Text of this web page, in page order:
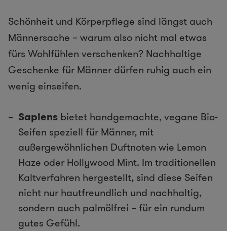
Schönheit und Körperpflege sind längst auch
Männersache – warum also nicht mal etwas
fürs Wohlfühlen verschenken? Nachhaltige
Geschenke für Männer dürfen ruhig auch ein
wenig einseifen.
Sapiens bietet handgemachte, vegane Bio-
Seifen speziell für Männer, mit
außergewöhnlichen Duftnoten wie Lemon
Haze oder Hollywood Mint. Im traditionellen
Kaltverfahren hergestellt, sind diese Seifen
nicht nur hautfreundlich und nachhaltig,
sondern auch palmölfrei – für ein rundum
gutes Gefühl.